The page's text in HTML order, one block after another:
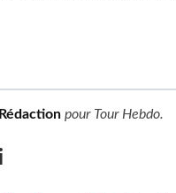
Rédaction pour Tour Hebdo.